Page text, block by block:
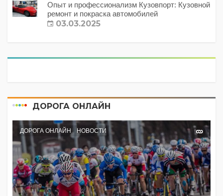
Опыт и профессионализм Кузовпорт: Кузовной
ремонт и покраска автомобилей
03.03.2025
ДОРОГА ОНЛАЙН
ДОРОГА ОНЛАЙН НОВОСТИ